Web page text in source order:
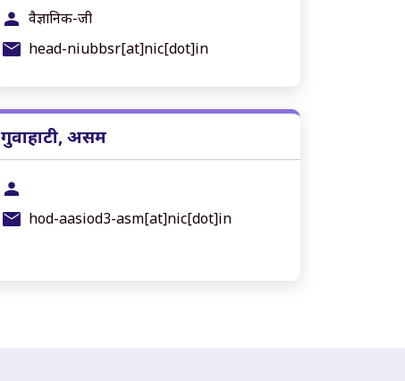
वैज्ञानिक-जी
head-niubbsr[at]nic[dot]in
गुवाहाटी, असम
hod-aasiod3-asm[at]nic[dot]in